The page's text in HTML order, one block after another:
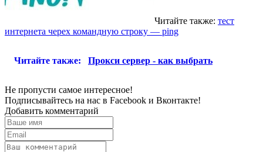
Читайте также: тест
интернета черех командную строку — ping
Читайте также: Прокси сервер - как выбрать
Не пропусти самое интересное!
Подписывайтесь на нас в Facebook и Вконтакте!
Добавить комментарий